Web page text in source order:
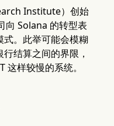
Institute）创始
向 Solana 的转型表
式。此举可能会模糊
结算之间的界限，
这样较慢的系统。